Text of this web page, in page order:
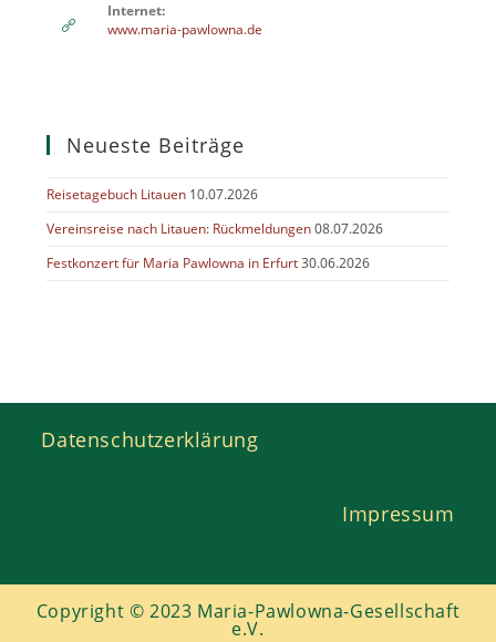
Internet:
www.maria-pawlowna.de
Neueste Beiträge
Reisetagebuch Litauen 10.07.2026
Vereinsreise nach Litauen: Rückmeldungen 08.07.2026
Festkonzert für Maria Pawlowna in Erfurt 30.06.2026
Datenschutzerklärung
Impressum
Copyright © 2023 Maria-Pawlowna-Gesellschaft
e.V.